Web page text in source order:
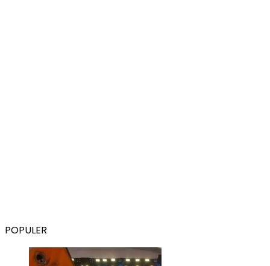
POPULER